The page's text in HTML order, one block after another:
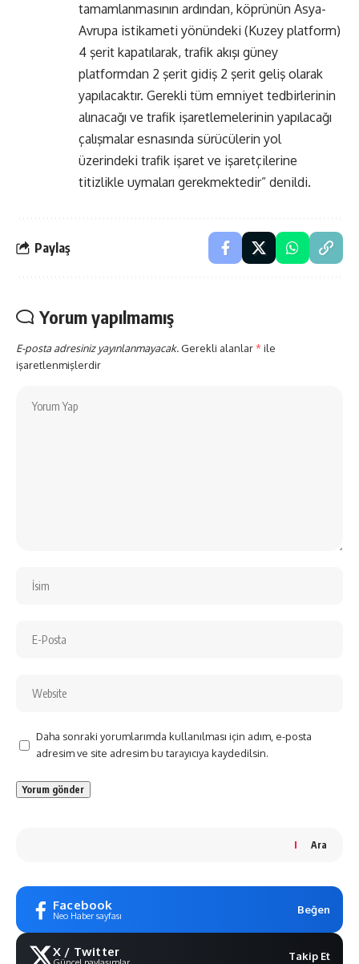
tamamlanmasının ardından, köprünün Asya-
Avrupa istikameti yönündeki (Kuzey platform)
4 şerit kapatılarak, trafik akışı güney
platformdan 2 şerit gidiş 2 şerit geliş olarak
yapılacaktır. Gerekli tüm emniyet tedbirlerinin
alınacağı ve trafik işaretlemelerinin yapılacağı
çalışmalar esnasında sürücülerin yol
üzerindeki trafik işaret ve işaretçilerine
titizlikle uymaları gerekmektedir” denildi.
Paylaş
Yorum yapılmamış
E-posta adresiniz yayınlanmayacak. Gerekli alanlar*ile
işaretlenmişlerdir
Daha sonraki yorumlarımda kullanılması için adım, e-posta
adresim ve site adresim bu tarayıcıya kaydedilsin.
Ara
Facebook
Neo Haber sayfası Beğen
X / Twitter Takip Et